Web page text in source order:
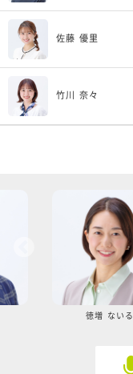
佐藤 優里
竹川 奈々
徳増 ないる